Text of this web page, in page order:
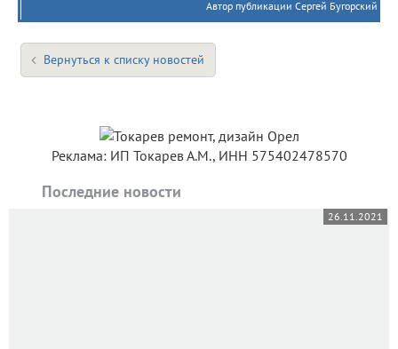
Автор публикации Сергей Бугорский
Вернуться к списку новостей
Реклама: ИП Токарев А.М., ИНН 575402478570
Последние новости
26.11.2021